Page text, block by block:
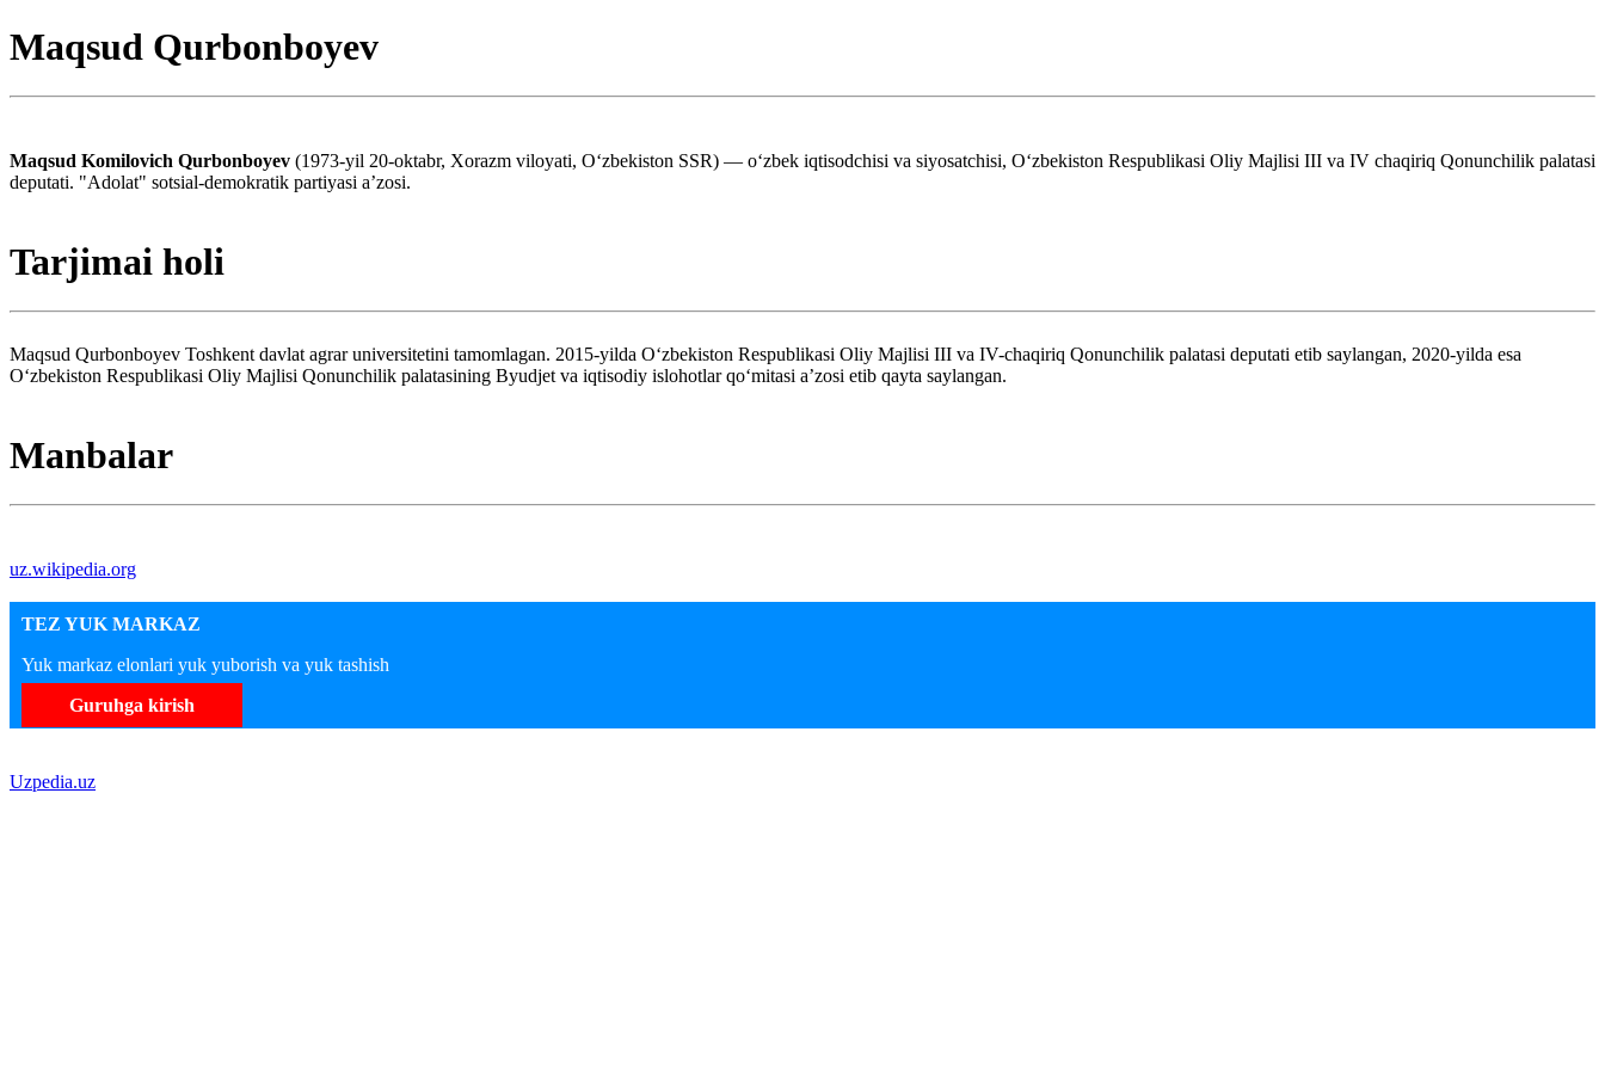
Maqsud Qurbonboyev
Maqsud Komilovich Qurbonboyev (1973-yil 20-oktabr, Xorazm viloyati, Oʻzbekiston SSR) — oʻzbek iqtisodchisi va siyosatchisi, Oʻzbekiston Respublikasi Oliy Majlisi III va IV chaqiriq Qonunchilik palatasi
deputati. "Adolat" sotsial-demokratik partiyasi aʼzosi.
Tarjimai holi
Maqsud Qurbonboyev Toshkent davlat agrar universitetini tamomlagan. 2015-yilda Oʻzbekiston Respublikasi Oliy Majlisi III va IV-chaqiriq Qonunchilik palatasi deputati etib saylangan, 2020-yilda esa
Oʻzbekiston Respublikasi Oliy Majlisi Qonunchilik palatasining Byudjet va iqtisodiy islohotlar qo‘mitasi aʼzosi etib qayta saylangan.
Manbalar
uz.wikipedia.org
TEZ YUK MARKAZ
Yuk markaz elonlari yuk yuborish va yuk tashish
Guruhga kirish
Uzpedia.uz